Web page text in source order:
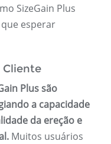
SizeGain Plus
esperar
Cliente
Plus são
a capacidade
da ereção e
Muitos usuários